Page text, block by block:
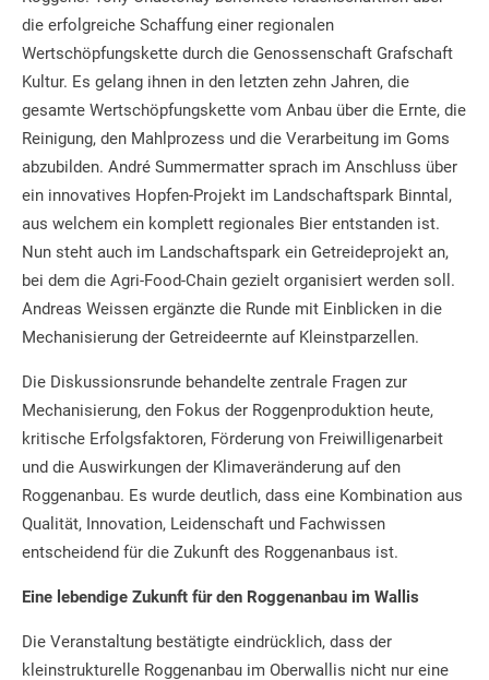
die erfolgreiche Schaffung einer regionalen
Wertschöpfungskette durch die Genossenschaft Grafschaft
Kultur. Es gelang ihnen in den letzten zehn Jahren, die
gesamte Wertschöpfungskette vom Anbau über die Ernte, die
Reinigung, den Mahlprozess und die Verarbeitung im Goms
abzubilden. André Summermatter sprach im Anschluss über
ein innovatives Hopfen-Projekt im Landschaftspark Binntal,
aus welchem ein komplett regionales Bier entstanden ist.
Nun steht auch im Landschaftspark ein Getreideprojekt an,
bei dem die Agri-Food-Chain gezielt organisiert werden soll.
Andreas Weissen ergänzte die Runde mit Einblicken in die
Mechanisierung der Getreideernte auf Kleinstparzellen.
Die Diskussionsrunde behandelte zentrale Fragen zur
Mechanisierung, den Fokus der Roggenproduktion heute,
kritische Erfolgsfaktoren, Förderung von Freiwilligenarbeit
und die Auswirkungen der Klimaveränderung auf den
Roggenanbau. Es wurde deutlich, dass eine Kombination aus
Qualität, Innovation, Leidenschaft und Fachwissen
entscheidend für die Zukunft des Roggenanbaus ist.
Eine lebendige Zukunft für den Roggenanbau im Wallis
Die Veranstaltung bestätigte eindrücklich, dass der
kleinstrukturelle Roggenanbau im Oberwallis nicht nur eine